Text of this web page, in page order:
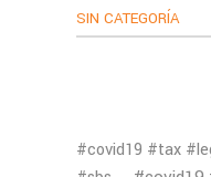
SIN CATEGORÍA
#covid19 #tax